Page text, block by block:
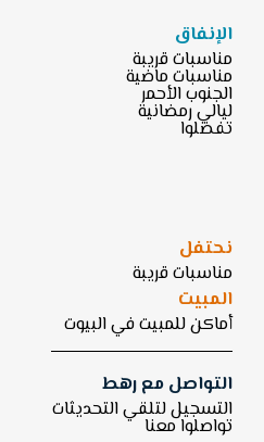
الإنفاق
مناسبات قريبة
مناسبات ماضية
الجنوب الأحمر
ليالي رمضانية
تفضلوا
نحتفل
مناسبات قريبة
المبيت
أماكن للمبيت في البيوت
التواصل مع رهط
التسجيل لتلقي التحديثات
تواصلوا معنا